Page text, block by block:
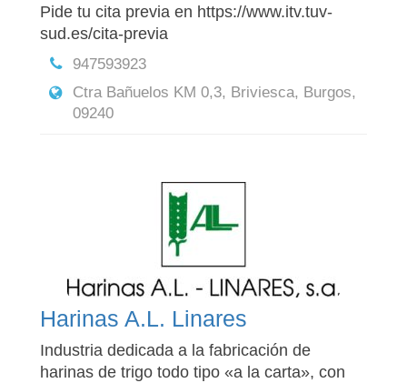
Pide tu cita previa en https://www.itv.tuv-
sud.es/cita-previa
947593923
Ctra Bañuelos KM 0,3, Briviesca, Burgos,
09240
Harinas A.L. Linares
Industria dedicada a la fabricación de
harinas de trigo todo tipo «a la carta», con